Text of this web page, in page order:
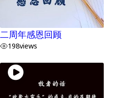
二周年感恩回顾
198views